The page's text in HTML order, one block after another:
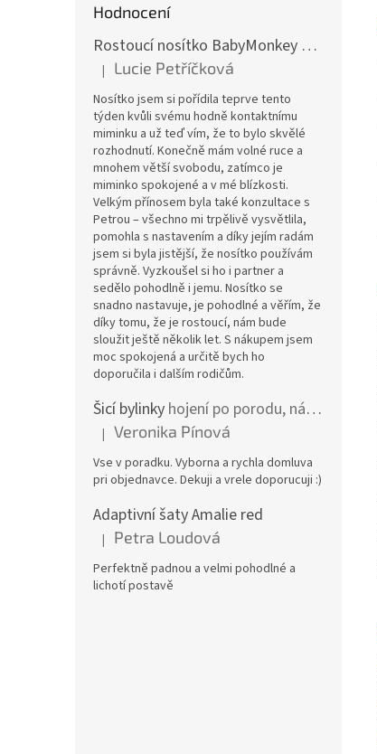
Hodnocení
Rostoucí nosítko BabyMonkey Original Essential - khaki zelené
Hodnocení produktu je 5 z 5 hvězdiček.
| Lucie Petříčková
Nosítko jsem si pořídila teprve tento
týden kvůli svému hodně kontaktnímu
miminku a už teď vím, že to bylo skvělé
rozhodnutí. Konečně mám volné ruce a
mnohem větší svobodu, zatímco je
miminko spokojené a v mé blízkosti.
Velkým přínosem byla také konzultace s
Petrou – všechno mi trpělivě vysvětlila,
pomohla s nastavením a díky jejím radám
jsem si byla jistější, že nosítko používám
správně. Vyzkoušel si ho i partner a
sedělo pohodlně i jemu. Nosítko se
snadno nastavuje, je pohodlné a věřím, že
díky tomu, že je rostoucí, nám bude
sloužit ještě několik let. S nákupem jsem
moc spokojená a určitě bych ho
doporučila i dalším rodičům.
Šicí bylinky hojení po porodu, nástřih a jizvy
Hodnocení produktu je 5 z 5 hvězdiček.
| Veronika Pínová
Vse v poradku. Vyborna a rychla domluva
pri objednavce. Dekuji a vrele doporucuji :)
Adaptivní šaty Amalie red
Hodnocení produktu je 5 z 5 hvězdiček.
| Petra Loudová
Perfektně padnou a velmi pohodlné a
lichotí postavě